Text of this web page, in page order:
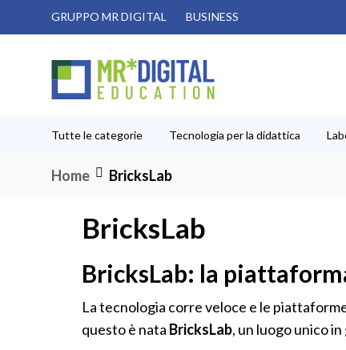
Salta
GRUPPO MR DIGITAL BUSINESS
Tutte le categorie Tecnologia per la didattica
Home BricksLab
BricksLab
BricksLab: la
La tecnologia corre veloce e le
questo è nata BricksLab, un luogo unico